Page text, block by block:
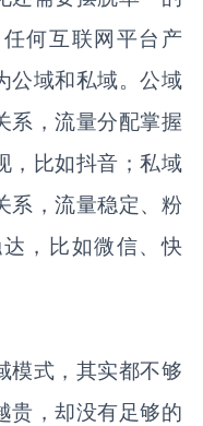
何互联网平台产
公域和私域。公域
系，流量分配掌握
，比如抖音；私域
系，流量稳定、粉
，比如微信、快
模式，其实都不够
贵，却没有足够的